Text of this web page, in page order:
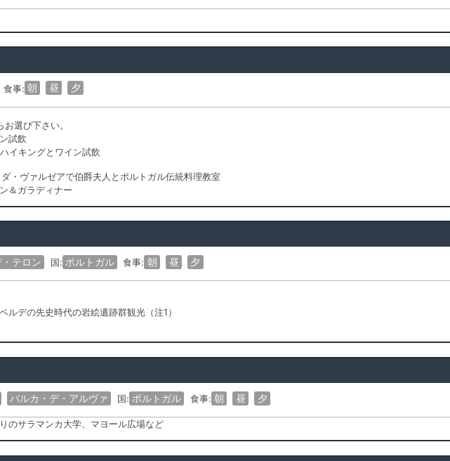
食事: 朝 昼 夕
選び下さい。
試飲
イキングとワイン試飲
・ヴァルゼアで伯爵夫人とポルトガル伝統料理教室
＆ガラディナー
テロン 国: ポルトガル 食事: 朝 昼 夕
ルデの先史時代の岩絵遺跡群観光（注1）
バルカ・デ・アルヴァ 国: ポルトガル 食事: 朝 昼 夕
のサラマンカ大学、マヨール広場など